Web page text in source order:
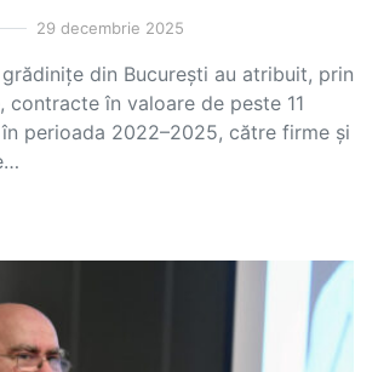
29 decembrie 2025
din București au atribuit, prin
contracte în valoare de peste 11
perioada 2022–2025, către firme și